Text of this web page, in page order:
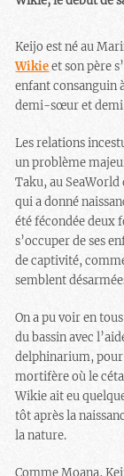
Keijo est né au
Wikieet son père
enfant consanguin
demi-sœur et
Les relations
un problème
Taku, au SeaWorld
qui a donné
été fécondée deux
s’occuper de ses
de captivité,
semblent
On a pu voir en
du bassin avec
delphinarium,
mortifère où le
Wikie ait eu
tôt après la
la nature.
Comme Moana,